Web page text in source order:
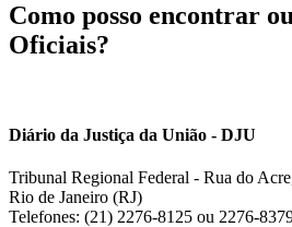
Como posso encontrar
Oficiais?
Diário da Justiça da União - DJU
Tribunal Regional Federal - Rua do
Rio de Janeiro (RJ)
Telefones: (21) 2276-8125 ou 2276-